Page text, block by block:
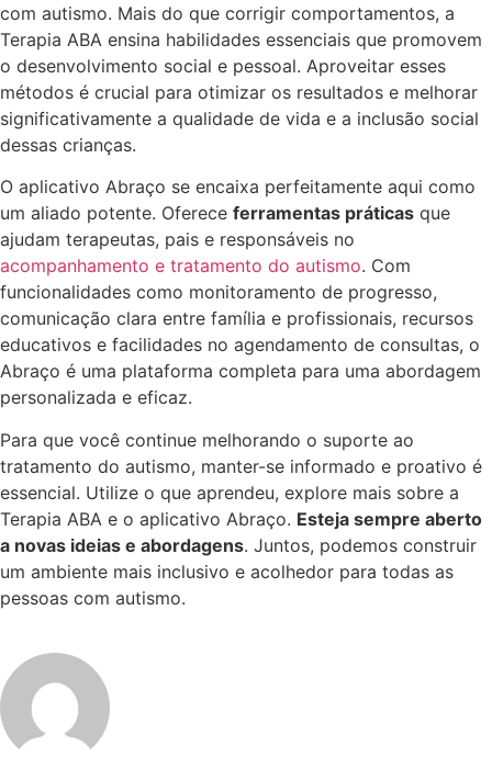
com autismo. Mais do que corrigir comportamentos, a
Terapia ABA ensina habilidades essenciais que promovem
o desenvolvimento social e pessoal. Aproveitar esses
métodos é crucial para otimizar os resultados e melhorar
significativamente a qualidade de vida e a inclusão social
dessas crianças.
O aplicativo Abraço se encaixa perfeitamente aqui como
um aliado potente. Oferece ferramentas práticas que
ajudam terapeutas, pais e responsáveis no
acompanhamento e tratamento do autismo. Com
funcionalidades como monitoramento de progresso,
comunicação clara entre família e profissionais, recursos
educativos e facilidades no agendamento de consultas, o
Abraço é uma plataforma completa para uma abordagem
personalizada e eficaz.
Para que você continue melhorando o suporte ao
tratamento do autismo, manter-se informado e proativo é
essencial. Utilize o que aprendeu, explore mais sobre a
Terapia ABA e o aplicativo Abraço. Esteja sempre aberto
a novas ideias e abordagens. Juntos, podemos construir
um ambiente mais inclusivo e acolhedor para todas as
pessoas com autismo.